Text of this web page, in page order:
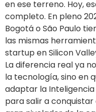
en ese terreno. Hoy,
completo. En pleno
Bogotá o São Paulo
las mismas
startup en Silicon
La diferencia real ya
la tecnología, sino en
adaptar la
para salir a conquistar